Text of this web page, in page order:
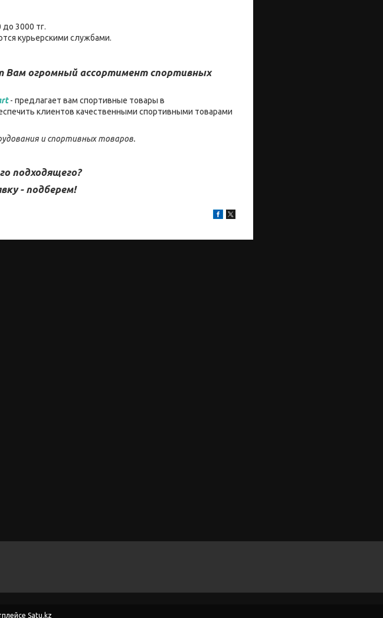
3000 тг.
курьерскими службами.
Вам огромный ассортимент спортивных
- предлагает вам спортивные товары в
клиентов качественными спортивными товарами
и спортивных товаров.
подходящего?
- подберем!
Satu.kz